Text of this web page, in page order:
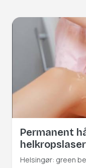
Permanent
helkropslaser
Helsingør: green